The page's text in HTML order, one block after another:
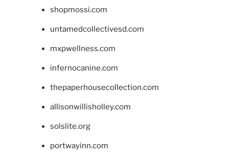
shopmossi.com
untamedcollectivesd.com
mxpwellness.com
infernocanine.com
thepaperhousecollection.com
allisonwillisholley.com
solslite.org
portwayinn.com